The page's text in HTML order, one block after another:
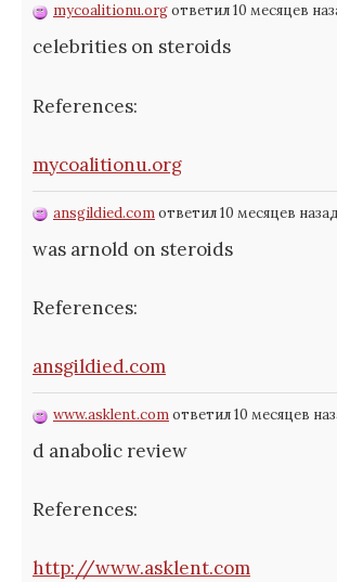
mycoalitionu.orgответил 10 месяцев
celebrities on steroids
References:
mycoalitionu.org
ansgildied.comответил 10 месяцев назад
was arnold on steroids
References:
ansgildied.com
www.asklent.comответил 10 месяцев
d anabolic review
References:
http://www.asklent.com